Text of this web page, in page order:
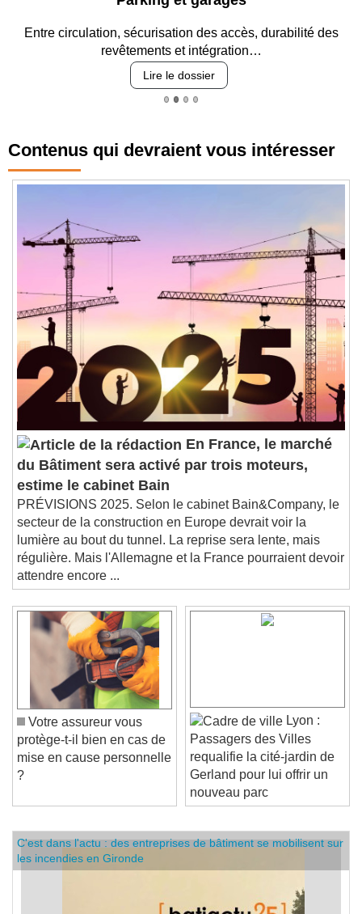
Entre circulation, sécurisation des accès, durabilité des
revêtements et intégration…
Lire le dossier
Contenus qui devraient vous intéresser
En France, le marché
du Bâtiment sera activé par trois moteurs,
estime le cabinet Bain
PRÉVISIONS 2025. Selon le cabinet Bain&Company, le
secteur de la construction en Europe devrait voir la
lumière au bout du tunnel. La reprise sera lente, mais
régulière. Mais l'Allemagne et la France pourraient devoir
attendre encore ...
Votre assureur vous
protège-t-il bien en cas de
mise en cause personnelle
?
Lyon :
Passagers des Villes
requalifie la cité-jardin de
Gerland pour lui offrir un
nouveau parc
C'est dans l'actu : des entreprises de bâtiment se mobilisent sur
les incendies en Gironde